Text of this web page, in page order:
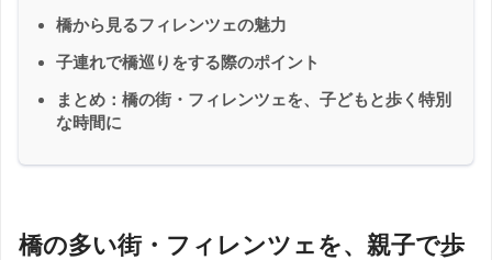
橋から見るフィレンツェの魅力
子連れで橋巡りをする際のポイント
まとめ：橋の街・フィレンツェを、子どもと歩く特別
な時間に
橋の多い街・フィレンツェを、親子で歩